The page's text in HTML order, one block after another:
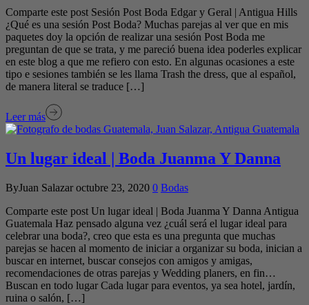
Comparte este post Sesión Post Boda Edgar y Geral | Antigua Hills
¿Qué es una sesión Post Boda? Muchas parejas al ver que en mis
paquetes doy la opción de realizar una sesión Post Boda me
preguntan de que se trata, y me pareció buena idea poderles explicar
en este blog a que me refiero con esto. En algunas ocasiones a este
tipo e sesiones también se les llama Trash the dress, que al español,
de manera literal se traduce […]
Leer más
Un lugar ideal | Boda Juanma Y Danna
ByJuan Salazar octubre 23, 2020 0 Bodas
Comparte este post Un lugar ideal | Boda Juanma Y Danna Antigua
Guatemala Haz pensado alguna vez ¿cuál será el lugar ideal para
celebrar una boda?, creo que esta es una pregunta que muchas
parejas se hacen al momento de iniciar a organizar su boda, inician a
buscar en internet, buscar consejos con amigos y amigas,
recomendaciones de otras parejas y Wedding planers, en fin…
Buscan en todo lugar Cada lugar para eventos, ya sea hotel, jardín,
ruina o salón, […]